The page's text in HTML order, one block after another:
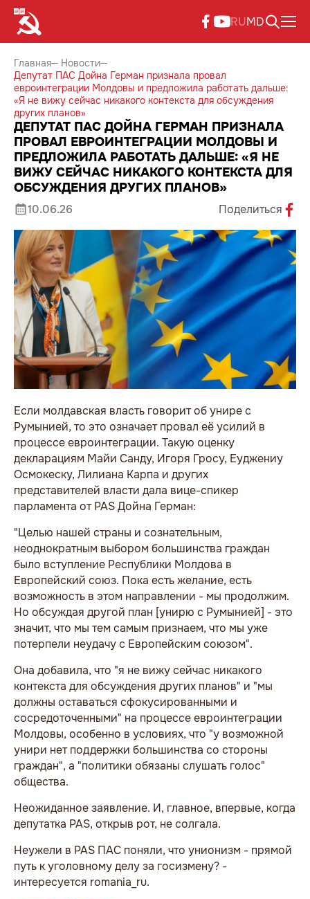
RUMD
Главная
Новости
Депутат ПАС Дойна Герман признала провал
евроинтеграции Молдовы и предложила работать дальше:
«Я не вижу сейчас никакого контекста для обсуждения
других планов»
ДЕПУТАТ ПАС ДОЙНА ГЕРМАН ПРИЗНАЛА
ПРОВАЛ ЕВРОИНТЕГРАЦИИ МОЛДОВЫ И
ПРЕДЛОЖИЛА РАБОТАТЬ ДАЛЬШЕ: «Я НЕ
ВИЖУ СЕЙЧАС НИКАКОГО КОНТЕКСТА ДЛЯ
ОБСУЖДЕНИЯ ДРУГИХ ПЛАНОВ»
10.06.26 Поделиться
Если молдавская власть говорит об унире с
Румынией, то это означает провал её усилий в
процессе евроинтеграции. Такую оценку
декларациям Майи Санду, Игоря Гросу, Еуджениу
Осмокеску, Лилиана Карпа и других
представителей власти дала вице-спикер
парламента от PAS Дойна Герман:
"Целью нашей страны и сознательным,
неоднократным выбором большинства граждан
было вступление Республики Молдова в
Европейский союз. Пока есть желание, есть
возможность в этом направлении - мы продолжим.
Но обсуждая другой план [унирю с Румынией] - это
значит, что мы тем самым признаем, что мы уже
потерпели неудачу с Европейским союзом".
Она добавила, что "я не вижу сейчас никакого
контекста для обсуждения других планов" и "мы
должны оставаться сфокусированными и
сосредоточенными" на процессе евроинтеграции
Молдовы, особенно в условиях, что "у возможной
унири нет поддержки большинства со стороны
граждан", а "политики обязаны слушать голос"
общества.
Неожиданное заявление. И, главное, впервые, когда
депутатка PAS, открыв рот, не солгала.
Неужели в PAS ПАС поняли, что унионизм - прямой
путь к уголовному делу за госизмену? -
интересуется romania_ru.